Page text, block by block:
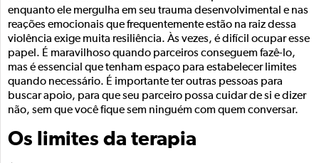
enquanto ele mergulha em seu trauma desenvolvimental e nas
reações emocionais que frequentemente estão na raiz dessa
violência exige muita resiliência. Às vezes, é difícil ocupar esse
papel. É maravilhoso quando parceiros conseguem fazê-lo,
mas é essencial que tenham espaço para estabelecer limites
quando necessário. É importante ter outras pessoas para
buscar apoio, para que seu parceiro possa cuidar de si e dizer
não, sem que você fique sem ninguém com quem conversar.
Os limites da terapia